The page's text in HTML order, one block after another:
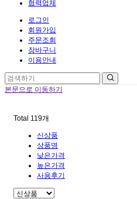
협력업체
로그인
회원가입
주문조회
장바구니
이용안내
본문으로 이동하기
Total 119개
신상품
상품명
낮은가격
높은가격
사용후기